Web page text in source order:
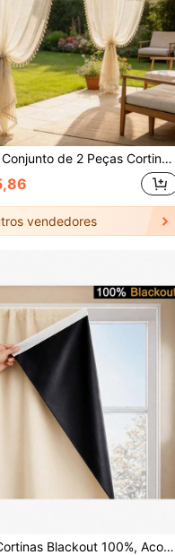
Conjunto de 2 Peças Cortinas Transparentes de Cor Sólida para Uso Externo, Cortinas Transparentes com Renda Estilo Boêmio, Cortinas Filtrantes de Luz Não Transparentes Adequadas para Varanda Externa, Hotel, Piscina, Corredor de Jardim, Proteção de Privacidade, Quarto, Sacada, Sala de Estar, Cortinas Decorativas
vendedores
Blackout 100%, Acompanha Ganchos e Laços, Cortinas Adesivas sem Furos, Cortinas Térmicas Isolantes para Quarto, Fácil Instalação